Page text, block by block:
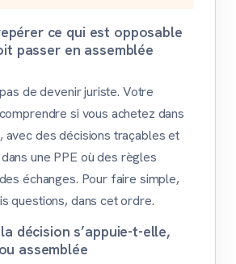
ce qui est opposable
passer en assemblée
de devenir juriste. Votre
si vous achetez dans
avec des décisions traçables et
une PPE où des règles
échanges. Pour faire simple,
questions, dans cet ordre.
décision s’appuie-t-elle,
assemblée